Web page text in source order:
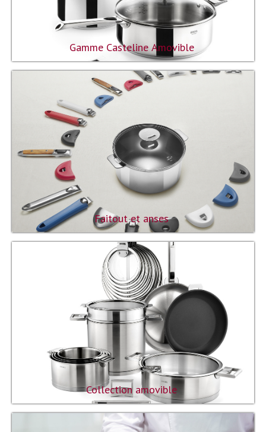
Gamme Casteline Amovible
Faitout et anses
Collection amovible